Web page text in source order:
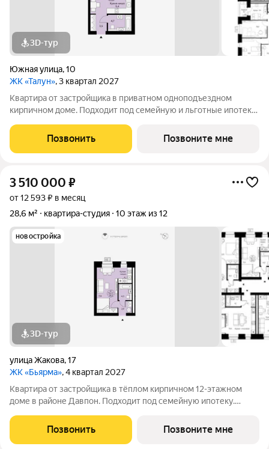
3D-тур
Южная улица,10
ЖК «Талун», 3 квартал 2027
Квартира от застройщика в приватном одноподъездном
кирпичном доме. Подходит под семейную и льготные ипотеки.
гарантия безопасности. Студия свободной планировки с
кухней-нишей, французским
Позвонить Позвоните мне
3 510 000 ₽
от 12 593 ₽ в месяц
28,6 м²
квартира-студия 10 этаж из 12
новостройка
3D-тур
улица Жакова,17
ЖК «Бьярма», 4 квартал 2027
Квартира от застройщика в тёплом кирпичном 12-этажном
доме в районе Давпон. Подходит под семейную ипотеку.
безопасности. Студия свободной планировки. Два окна с
низкими подоконниками.
Позвонить Позвоните мне